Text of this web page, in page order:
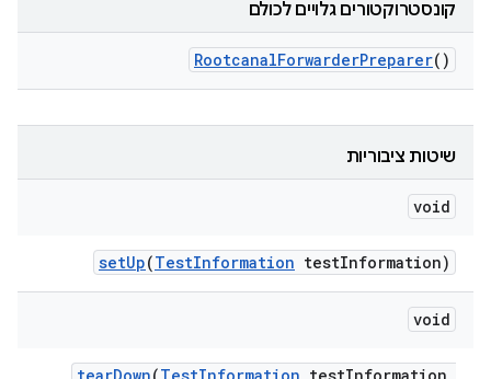
קונסטרוקטורים גלויים לכולם
RootcanalForwarderPreparer()
שיטות ציבוריות
void
setUp(TestInformation testInformation)
void